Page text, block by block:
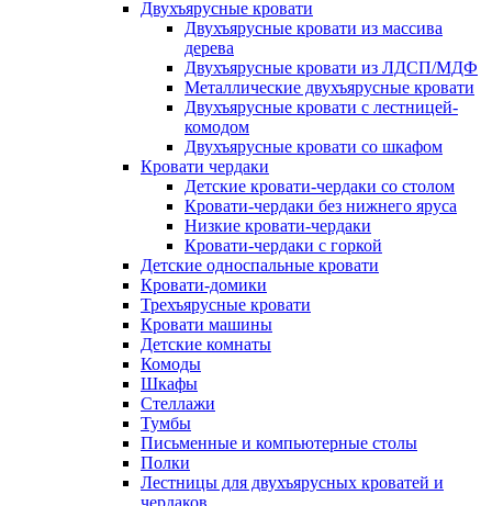
Двухъярусные кровати
Двухъярусные кровати из массива
дерева
Двухъярусные кровати из ЛДСП/МДФ
Металлические двухъярусные кровати
Двухъярусные кровати с лестницей-
комодом
Двухъярусные кровати со шкафом
Кровати чердаки
Детские кровати-чердаки со столом
Кровати-чердаки без нижнего яруса
Низкие кровати-чердаки
Кровати-чердаки с горкой
Детские односпальные кровати
Кровати-домики
Трехъярусные кровати
Кровати машины
Детские комнаты
Комоды
Шкафы
Стеллажи
Тумбы
Письменные и компьютерные столы
Полки
Лестницы для двухъярусных кроватей и
чердаков